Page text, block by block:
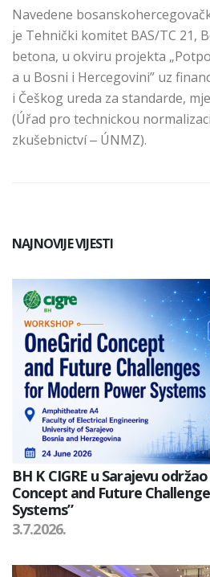
Navedene
je Tehnički komitet BAS/TC 21,
betona, u okviru projekta
a u Bosni i Hercegovini” uz
i Češkog ureda za standarde,
(Úřad pro technickou
zkušebnictví ‒ ÚNMZ).
NAJNOVIJE VIJESTI
BH K CIGRE u Sarajevu
Concept and Future
Systems”
3.7.2026.